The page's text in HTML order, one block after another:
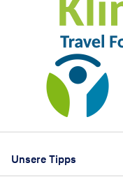
Unsere Tipps